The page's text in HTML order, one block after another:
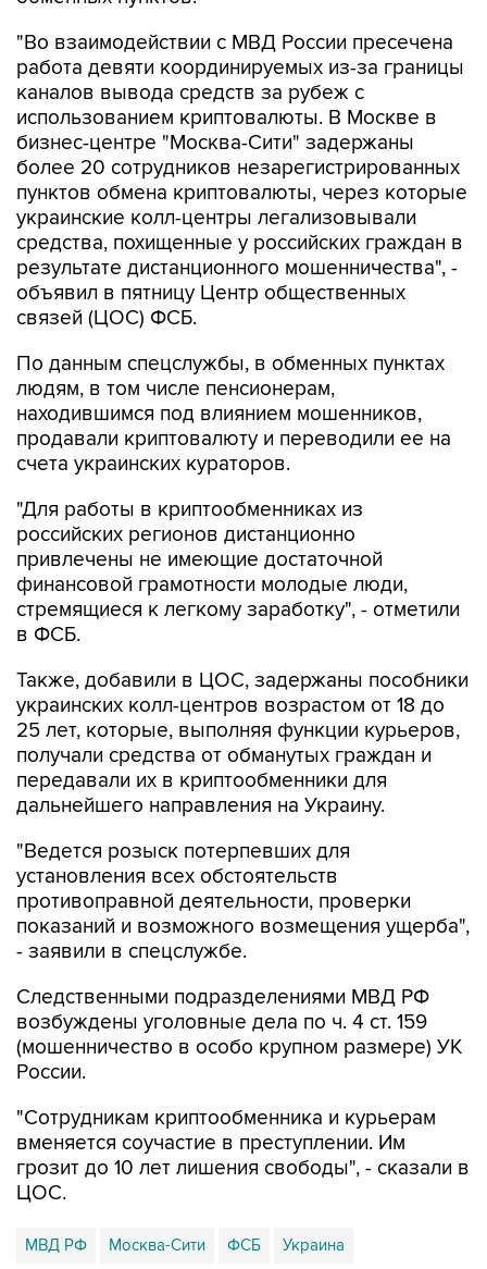
"Во взаимодействии с МВД России пресечена
работа девяти координируемых из-за границы
каналов вывода средств за рубеж с
использованием криптовалюты. В Москве в
бизнес-центре "Москва-Сити" задержаны
более 20 сотрудников незарегистрированных
пунктов обмена криптовалюты, через которые
украинские колл-центры легализовывали
средства, похищенные у российских граждан в
результате дистанционного мошенничества", -
объявил в пятницу Центр общественных
связей (ЦОС) ФСБ.
По данным спецслужбы, в обменных пунктах
людям, в том числе пенсионерам,
находившимся под влиянием мошенников,
продавали криптовалюту и переводили ее на
счета украинских кураторов.
"Для работы в криптообменниках из
российских регионов дистанционно
привлечены не имеющие достаточной
финансовой грамотности молодые люди,
стремящиеся к легкому заработку", - отметили
в ФСБ.
Также, добавили в ЦОС, задержаны пособники
украинских колл-центров возрастом от 18 до
25 лет, которые, выполняя функции курьеров,
получали средства от обманутых граждан и
передавали их в криптообменники для
дальнейшего направления на Украину.
"Ведется розыск потерпевших для
установления всех обстоятельств
противоправной деятельности, проверки
показаний и возможного возмещения ущерба",
- заявили в спецслужбе.
Следственными подразделениями МВД РФ
возбуждены уголовные дела по ч. 4 ст. 159
(мошенничество в особо крупном размере) УК
России.
"Сотрудникам криптообменника и курьерам
вменяется соучастие в преступлении. Им
грозит до 10 лет лишения свободы", - сказали в
ЦОС.
МВД РФ Москва-Сити ФСБ Украина